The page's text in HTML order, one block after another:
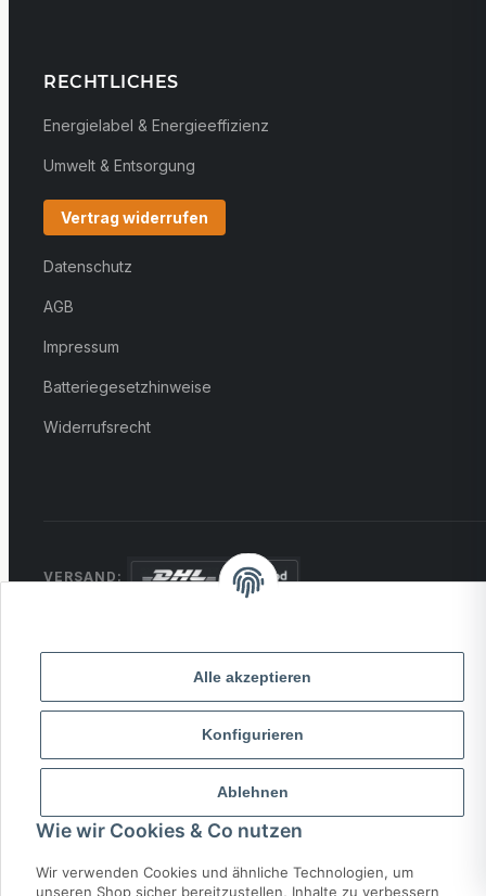
Alle akzeptieren
Konfigurieren
Ablehnen
Wie wir Cookies & Co nutzen
Wir verwenden Cookies und ähnliche Technologien, um
unseren Shop sicher bereitzustellen, Inhalte zu verbessern
RECHTLICHES
Energielabel & Energieeffizienz
Umwelt & Entsorgung
Vertrag widerrufen
Datenschutz
AGB
Impressum
Batteriegesetzhinweise
Widerrufsrecht
VERSAND:
© 2026 MCTRADE24. Alle Rechte vorbehalten.
Powered byMD IT Solutions